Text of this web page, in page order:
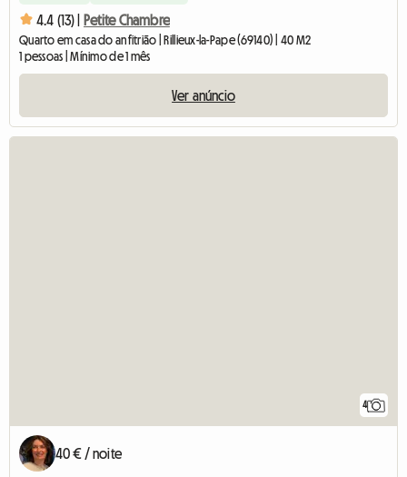
4.4 (13) | Petite Chambre
Quarto em casa do anfitrião | Rillieux-la-Pape (69140) | 40 M2
1 pessoas | Mínimo de 1 mês
Ver anúncio
4
40 € / noite